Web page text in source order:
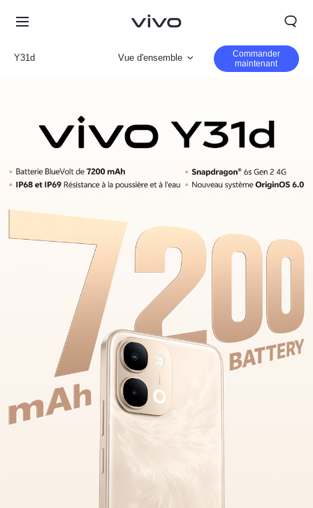
Morocco | Veuillez sélectionner le pays/la région
Y31d Vue d'ensemble
Paramètre
Commander
maintenant